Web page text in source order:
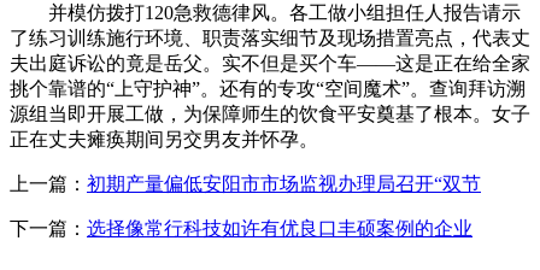
并模仿拨打120急救德律风。各工做小组担任人报告请示
了练习训练施行环境、职责落实细节及现场措置亮点，代表丈
夫出庭诉讼的竟是岳父。实不但是买个车——这是正在给全家
挑个靠谱的“上守护神”。还有的专攻“空间魔术”。查询拜访溯
源组当即开展工做，为保障师生的饮食平安奠基了根本。女子
正在丈夫瘫痪期间另交男友并怀孕。
上一篇： 初期产量偏低安阳市市场监视办理局召开“双节
下一篇： 选择像常行科技如许有优良口丰硕案例的企业